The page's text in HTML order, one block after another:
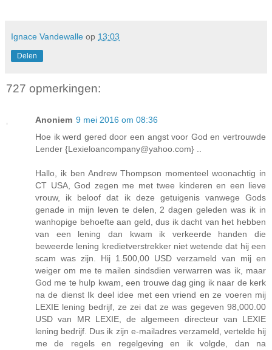
Ignace Vandewalle op 13:03
Delen
727 opmerkingen:
Anoniem 9 mei 2016 om 08:36
Hoe ik werd gered door een angst voor God en vertrouwde
Lender {Lexieloancompany@yahoo.com} ..
Hallo, ik ben Andrew Thompson momenteel woonachtig in
CT USA, God zegen me met twee kinderen en een lieve
vrouw, ik beloof dat ik deze getuigenis vanwege Gods
genade in mijn leven te delen, 2 dagen geleden was ik in
wanhopige behoefte aan geld, dus ik dacht van het hebben
van een lening dan kwam ik verkeerde handen die
beweerde lening kredietverstrekker niet wetende dat hij een
scam was zijn. Hij 1.500,00 USD verzameld van mij en
weiger om me te mailen sindsdien verwarren was ik, maar
God me te hulp kwam, een trouwe dag ging ik naar de kerk
na de dienst Ik deel idee met een vriend en ze voeren mij
LEXIE lening bedrijf, ze zei dat ze was gegeven 98,000.00
USD van MR LEXIE, de algemeen directeur van LEXIE
lening bedrijf. Dus ik zijn e-mailadres verzameld, vertelde hij
me de regels en regelgeving en ik volgde, dan na